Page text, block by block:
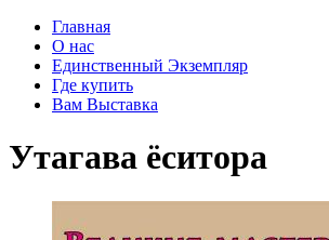
Главная
О нас
Единственный Экземпляр
Где купить
Вам Выставка
Утагава ёситора